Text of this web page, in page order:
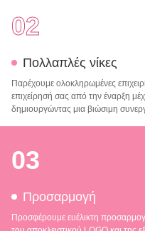
02
Πολλαπλές νίκες
Παρέχουμε ολοκληρωμένες
επιχείρησή σας από την έναρξη
δημιουργώντας μια βιώσιμη
03
Προσαρμογή
Προσφέρουμε ευέλικτη